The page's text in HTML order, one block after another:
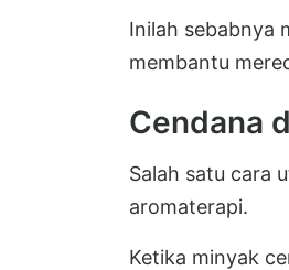
Inilah sebabnya
membantu
Cendana
Salah satu cara
aromaterapi.
Ketika minyak